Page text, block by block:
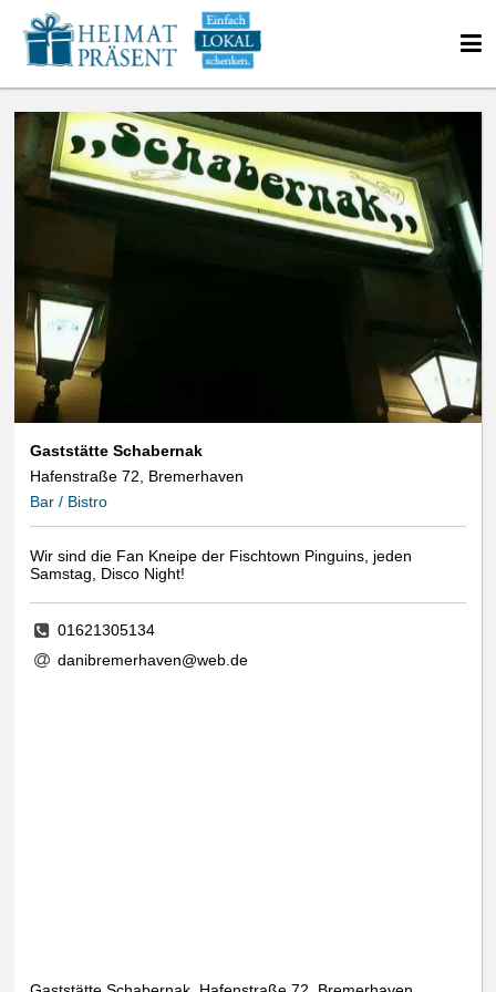
Gaststätte Schabernak
Hafenstraße 72, Bremerhaven
Bar / Bistro
Wir sind die Fan Kneipe der Fischtown Pinguins, jeden
Samstag, Disco Night!
01621305134
danibremerhaven@web.de